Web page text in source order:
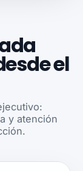
el
y atención